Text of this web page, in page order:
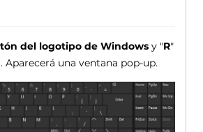
del logotipo de Windowsy "R"
Aparecerá una ventana pop-up.